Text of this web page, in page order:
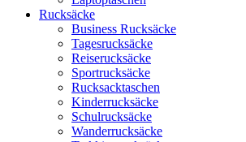
Rucksäcke
Business Rucksäcke
Tagesrucksäcke
Reiserucksäcke
Sportrucksäcke
Rucksacktaschen
Kinderrucksäcke
Schulrucksäcke
Wanderrucksäcke